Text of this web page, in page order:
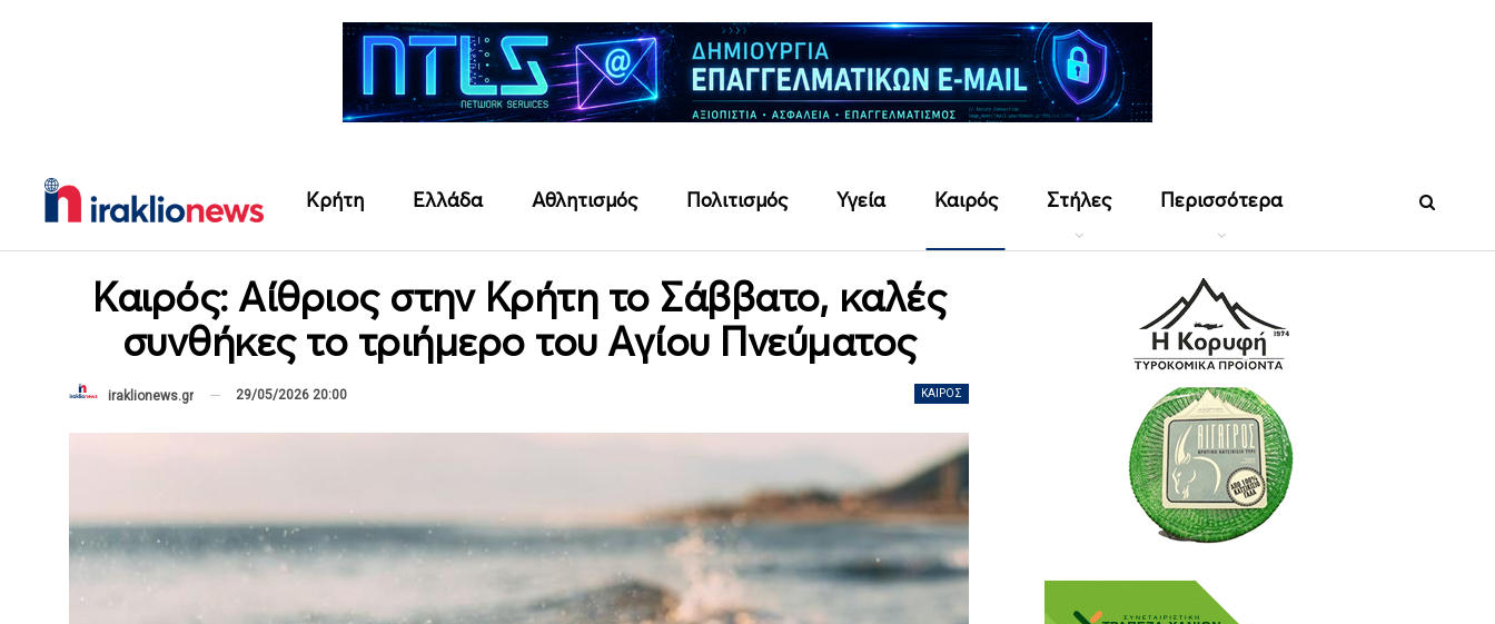
Κρήτη Ελλάδα Αθλητισμός Πολιτισμός Υγεία Καιρός Στήλες Περισσότερα
Καιρός: Αίθριος στην Κρήτη το Σάββατο, καλές
συνθήκες το τριήμερο του Αγίου Πνεύματος
ΚΑΙΡΌΣ
iraklionews.gr 29/05/2026 20:00